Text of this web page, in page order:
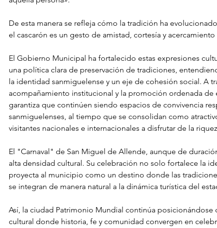
De esta manera se refleja cómo la tradición ha
el cascarón es un gesto de amistad, cortesía y acercamiento
El Gobierno Municipal ha fortalecido estas expresiones
una política clara de preservación de tradiciones,
la identidad sanmiguelense y un eje de cohesión social. A
acompañamiento institucional y la promoción ordenada de
garantiza que continúen siendo espacios de convivencia
sanmiguelenses, al tiempo que se consolidan como
visitantes nacionales e internacionales a disfrutar de la
El "Carnaval" de San Miguel de Allende, aunque de
alta densidad cultural. Su celebración no solo fortalece la
proyecta al municipio como un destino donde las
se integran de manera natural a la dinámica turística del
Así, la ciudad Patrimonio Mundial continúa
cultural donde historia, fe y comunidad convergen en